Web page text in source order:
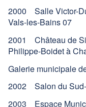
2000 Salle Victor-
Vals-les-Bains 07
2001 Château de
Philippe-Boidet à
Galerie municipale
2002 Salon du
2003 Espace